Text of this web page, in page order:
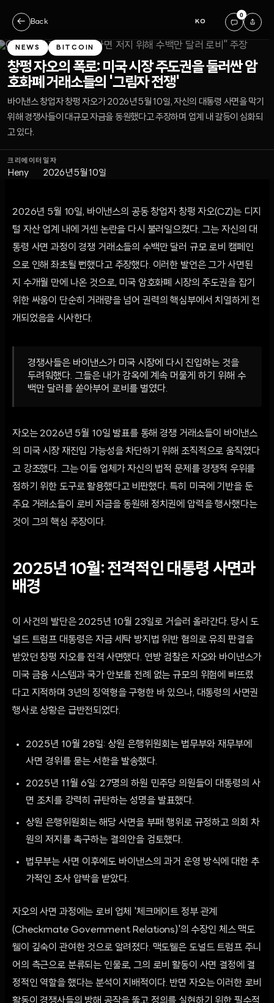
← Back KO
0
NEWS BITCOIN
창펑 자오의 폭로: 미국 시장 주도권을 둘러싼 암
호화폐 거래소들의 '그림자 전쟁'
바이낸스 창업자 창펑 자오가 2026년 5월 10일, 자신의 대통령 사면을 막기
위해 경쟁사들이 대규모 자금을 동원했다고 주장하며 업계 내 갈등이 심화되
고 있다.
크리에이터
Heny
일자
2026년 5월 10일
2026년 5월 10일, 바이낸스의 공동 창업자 창펑 자오(CZ)는 디지
털 자산 업계 내에 거센 논란을 다시 불러일으켰다. 그는 자신의 대
통령 사면 과정이 경쟁 거래소들의 수백만 달러 규모 로비 캠페인
으로 인해 좌초될 뻔했다고 주장했다. 이러한 발언은 그가 사면된
지 수개월 만에 나온 것으로, 미국 암호화폐 시장의 주도권을 잡기
위한 싸움이 단순히 거래량을 넘어 권력의 핵심부에서 치열하게 전
개되었음을 시사한다.
경쟁사들은 바이낸스가 미국 시장에 다시 진입하는 것을
두려워했다. 그들은 내가 감옥에 계속 머물게 하기 위해 수
백만 달러를 쏟아부어 로비를 벌였다.
자오는 2026년 5월 10일 발표를 통해 경쟁 거래소들이 바이낸스
의 미국 시장 재진입 가능성을 차단하기 위해 조직적으로 움직였다
고 강조했다. 그는 이들 업체가 자신의 법적 문제를 경쟁적 우위를
점하기 위한 도구로 활용했다고 비판했다. 특히 미국에 기반을 둔
주요 거래소들이 로비 자금을 동원해 정치권에 압력을 행사했다는
것이 그의 핵심 주장이다.
2025년 10월: 전격적인 대통령 사면과
배경
이 사건의 발단은 2025년 10월 23일로 거슬러 올라간다. 당시 도
널드 트럼프 대통령은 자금 세탁 방지법 위반 혐의로 유죄 판결을
받았던 창펑 자오를 전격 사면했다. 연방 검찰은 자오와 바이낸스가
미국 금융 시스템과 국가 안보를 전례 없는 규모의 위험에 빠뜨렸
다고 지적하며 3년의 징역형을 구형한 바 있으나, 대통령의 사면권
행사로 상황은 급반전되었다.
2025년 10월 28일: 상원 은행위원회는 법무부와 재무부에
사면 경위를 묻는 서한을 발송했다.
2025년 11월 6일: 27명의 하원 민주당 의원들이 대통령의 사
면 조치를 강력히 규탄하는 성명을 발표했다.
상원 은행위원회는 해당 사면을 부패 행위로 규정하고 의회 차
원의 저지를 촉구하는 결의안을 검토했다.
법무부는 사면 이후에도 바이낸스의 과거 운영 방식에 대한 추
가적인 조사 압박을 받았다.
자오의 사면 과정에는 로비 업체 '체크메이트 정부 관계
(Checkmate Government Relations)'의 수장인 체스 맥도
웰이 깊숙이 관여한 것으로 알려졌다. 맥도웰은 도널드 트럼프 주니
어의 측근으로 분류되는 인물로, 그의 로비 활동이 사면 결정에 결
정적인 역할을 했다는 분석이 지배적이다. 반면 자오는 이러한 로비